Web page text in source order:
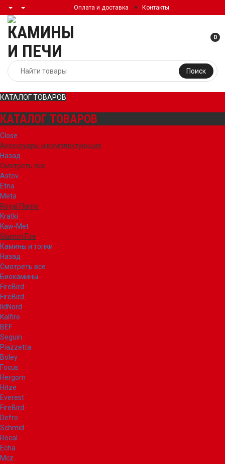
Оплата и доставка Контакты
Поиск
0
КАТАЛОГ ТОВАРОВ
КАТАЛОГ ТОВАРОВ
Close
Аксессуары и комплектующие
Назад
Смотреть все
Astov
Etna
Meta
Royal Flame
Kratki
Kaw-Met
Glamm Fire
Камины и топки
Назад
Смотреть все
Биокамины
FireBird
FireBird
IldNord
Kalfire
BEF
Seguin
Piazzetta
Boley
Focus
Hergom
Hitze
Everest
FireBird
Defro
Schmid
Rocal
Echa
Mcz